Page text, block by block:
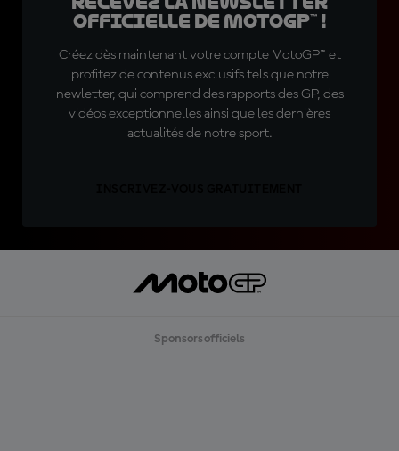
officielle de MotoGP™ !
Créez dès maintenant votre compte MotoGP™ et
profitez de contenus exclusifs tels que notre
newletter, qui comprend des rapports des GP, des
vidéos exceptionnelles ainsi que les dernières
actualités de notre sport.
Sponsors officiels